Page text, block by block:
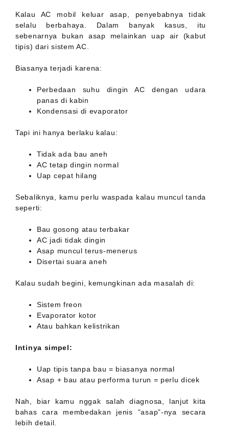
Kalau AC mobil keluar asap, penyebabnya tidak
selalu berbahaya. Dalam banyak kasus, itu
sebenarnya bukan asap melainkan uap air (kabut
tipis) dari sistem AC.
Biasanya terjadi karena:
Perbedaan suhu dingin AC dengan udara
panas di kabin
Kondensasi di evaporator
Tapi ini hanya berlaku kalau:
Tidak ada bau aneh
AC tetap dingin normal
Uap cepat hilang
Sebaliknya, kamu perlu waspada kalau muncul tanda
seperti:
Bau gosong atau terbakar
AC jadi tidak dingin
Asap muncul terus-menerus
Disertai suara aneh
Kalau sudah begini, kemungkinan ada masalah di:
Sistem freon
Evaporator kotor
Atau bahkan kelistrikan
Intinya simpel:
Uap tipis tanpa bau = biasanya normal
Asap + bau atau performa turun = perlu dicek
Nah, biar kamu nggak salah diagnosa, lanjut kita
bahas cara membedakan jenis “asap”-nya secara
lebih detail.